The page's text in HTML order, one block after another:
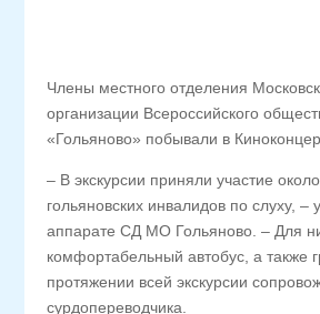
Члены местного отделения
организации Всероссийского
«Гольяново» побывали в
– В экскурсии приняли участие
гольяновских инвалидов по слуху, –
аппарате СД МО Гольяново. – Для
комфортабельный автобус, а также
протяжении всей экскурсии
сурдопереводчика.